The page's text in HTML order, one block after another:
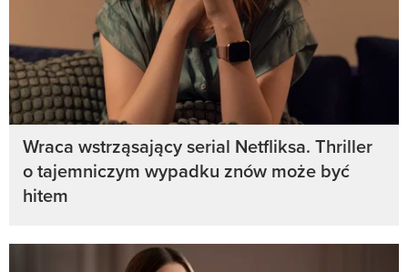
Wraca wstrząsający serial Netfliksa. Thriller
o tajemniczym wypadku znów może być
hitem